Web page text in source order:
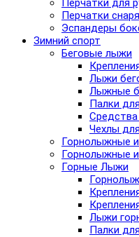
Перчатки для
Перчатки
Эспандеры
Зимний спорт
Беговые лыжи
Лыжи
Лыжные
Палки
Средства
Чехлы
Горнолыжные
Горнолыжные
Горные Лыжи
Лыжи
Палки